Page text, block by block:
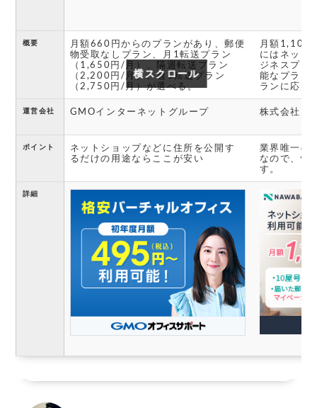
概要
月額660円からのプランがあり、郵便
物受取なしプラン、月1転送プラン
（1,650円/月）、隔週転送プラン
（2,200円/月）、週1転送プラン
（2,750円/月）が選べる。
月額1,100
にはネット
ジネスプラ
能なプラン
ランに応じ
運営会社 GMOインターネットグループ 株式会社
ポイント
ネットショップなどに住所を公開す
るだけの用途ならここが安い
業界唯一の
なので、情
す。
詳細
横スクロール
横スクロール